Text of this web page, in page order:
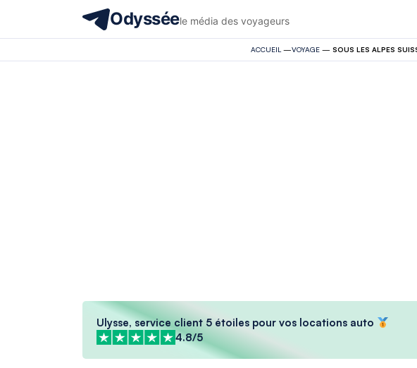
Odysséele média des voyageurs
ACCUEIL —VOYAGE—
Ulysse, service client 5 étoiles pour vos locations auto
4.8/5